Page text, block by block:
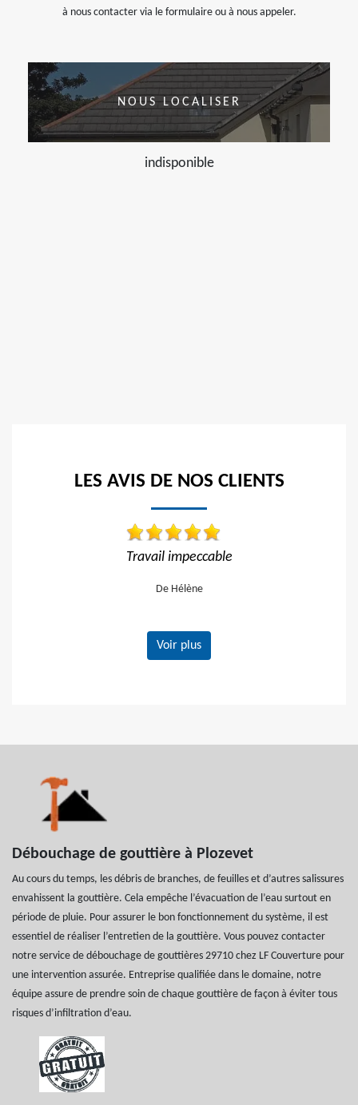
à nous contacter via le formulaire ou à nous appeler.
NOUS LOCALISER
indisponible
LES AVIS DE NOS CLIENTS
Travail impeccable Tarif correct Je recommande
Voir plus
Débouchage de gouttière à Plozevet
Au cours du temps, les débris de branches, de feuilles et d’autres salissures
envahissent la gouttière. Cela empêche l’évacuation de l’eau surtout en
période de pluie. Pour assurer le bon fonctionnement du système, il est
essentiel de réaliser l’entretien de la gouttière. Vous pouvez contacter
notre service de débouchage de gouttières 29710 chez LF Couverture pour
une intervention assurée. Entreprise qualifiée dans le domaine, notre
équipe assure de prendre soin de chaque gouttière de façon à éviter tous
risques d’infiltration d’eau.